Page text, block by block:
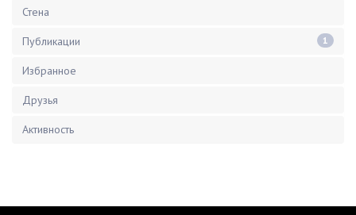
Стена
Публикации 1
Избранное
Друзья
Активность